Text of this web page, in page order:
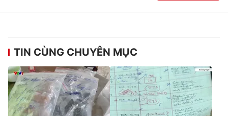
TIN CÙNG CHUYÊN MỤC